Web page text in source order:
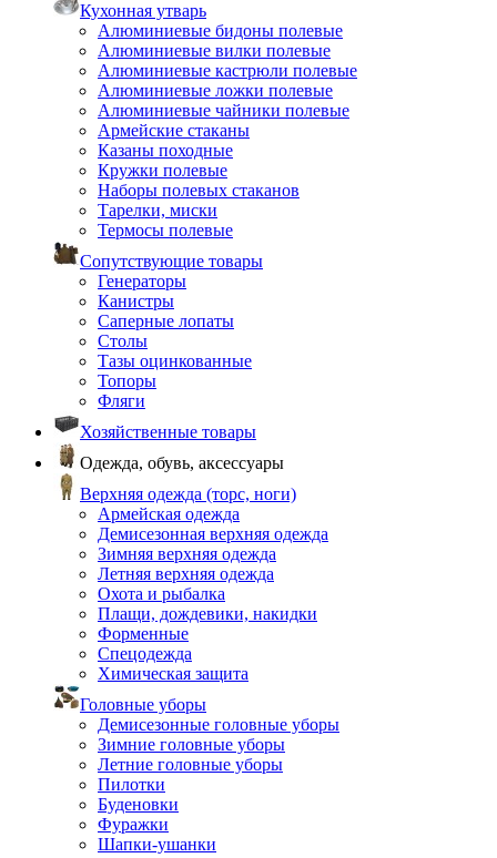
Кухонная утварь
Алюминиевые бидоны полевые
Алюминиевые вилки полевые
Алюминиевые кастрюли полевые
Алюминиевые ложки полевые
Алюминиевые чайники полевые
Армейские стаканы
Казаны походные
Кружки полевые
Наборы полевых стаканов
Тарелки, миски
Термосы полевые
Сопутствующие товары
Генераторы
Канистры
Саперные лопаты
Столы
Тазы оцинкованные
Топоры
Фляги
Хозяйственные товары
Одежда, обувь, аксессуары
Верхняя одежда (торс, ноги)
Армейская одежда
Демисезонная верхняя одежда
Зимняя верхняя одежда
Летняя верхняя одежда
Охота и рыбалка
Плащи, дождевики, накидки
Форменные
Спецодежда
Химическая защита
Головные уборы
Демисезонные головные уборы
Зимние головные уборы
Летние головные уборы
Пилотки
Буденовки
Фуражки
Шапки-ушанки